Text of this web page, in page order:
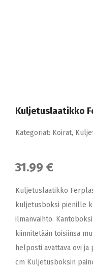
Kuljetuslaatikko
Kategoriat: Koirat,
31.99 €
Kuljetuslaatikko
kuljetusboksi pienille
ilmanvaihto.
kiinnitetään toisiinsa
helposti avattava ovi ja
cm Kuljetusboksin